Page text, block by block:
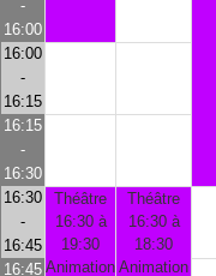
-
16:00
16:00
-
16:15
16:15
-
16:30
16:30
-
16:45
Théâtre
16:30 à
19:30
Animation
Théâtre
16:30 à
18:30
Animation
16:45